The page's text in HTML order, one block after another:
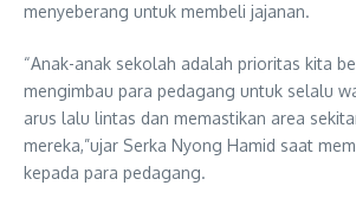
menyeberang untuk membeli jajanan.
“Anak-anak sekolah adalah prioritas kita
mengimbau para pedagang untuk selalu
arus lalu lintas dan memastikan area
mereka,”ujar Serka Nyong Hamid saat
kepada para pedagang.